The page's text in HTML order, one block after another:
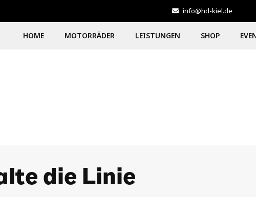
info@hd-kiel.de
HOME MOTORRÄDER LEISTUNGEN SHOP
die Linie